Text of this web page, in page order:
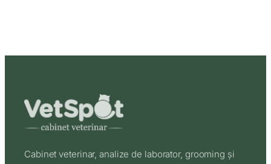
Cabinet veterinar, analize de laborator, grooming și